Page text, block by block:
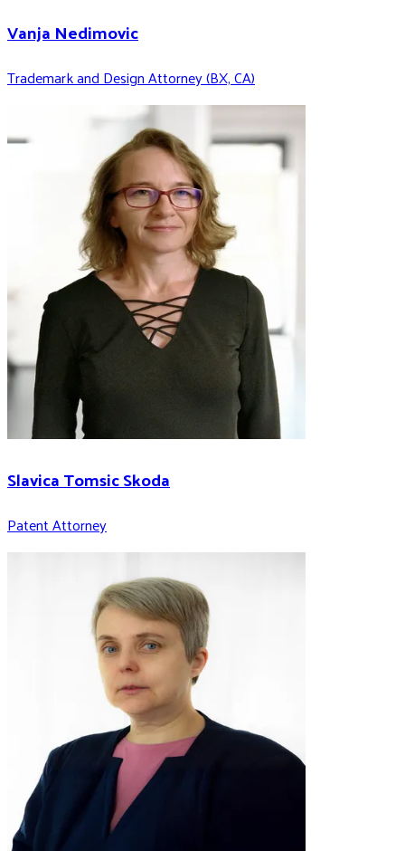
Vanja Nedimovic
Trademark and Design Attorney (BX, CA)
Slavica Tomsic Skoda
Patent Attorney